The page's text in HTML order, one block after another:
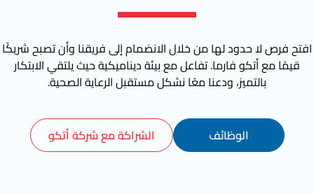
افتح فرص لا حدود لها من خلال الانضمام إلى فريقنا وأن تصبح شريكًا
قيمًا مع أتكو فارما. تفاعل مع بيئة ديناميكية حيث يلتقي الابتكار
بالتميز، ودعنا معًا نشكل مستقبل الرعاية الصحية.
الوظائف الشراكة مع شركة أتكو